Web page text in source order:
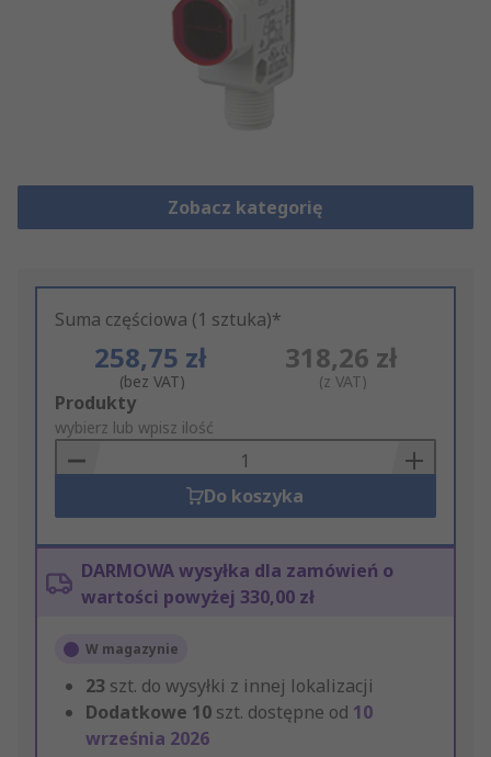
Zobacz kategorię
Suma częściowa (1 sztuka)*
258,75 zł
(bez VAT)
318,26 zł
(z VAT)
Add
to
Basket
Produkty
wybierz lub wpisz ilość
Do koszyka
DARMOWA wysyłka dla zamówień o
wartości powyżej 330,00 zł
W magazynie
23 szt. do wysyłki z innej lokalizacji
Dodatkowe 10 szt. dostępne od 10
września 2026